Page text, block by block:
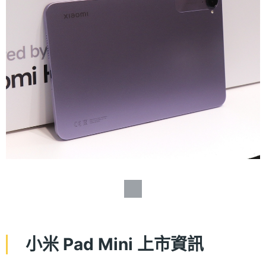
小米 Pad Mini 上市資訊